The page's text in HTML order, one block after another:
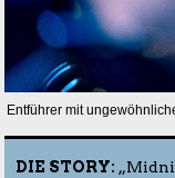
Entführer mit
DIE STORY: